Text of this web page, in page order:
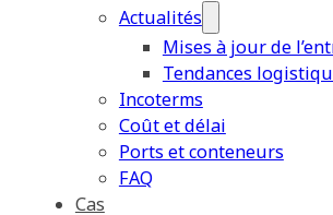
Actualités
Mises à jour de
Tendances
Incoterms
Coût et délai
Ports et conteneurs
FAQ
Cas